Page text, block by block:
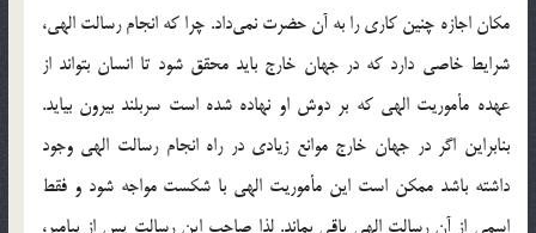
مكان اجازه چنين كارى را به آن حضرت نمى‌داد. چرا كه انجام رسالت الهى،
شرايط خاصى دارد كه در جهان خارج بايد محقق شود تا انسان بتواند از
عهده مأموريت الهى كه بر دوش او نهاده شده است سربلند بيرون بيايد.
بنابراين اگر در جهان خارج موانع زيادى در راه انجام رسالت الهى وجود
داشته باشد ممكن است اين مأموريت الهى با شكست مواجه شود و فقط